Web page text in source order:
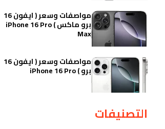
مواصفات وسعر ( ايفون 16
برو ماكس ) iPhone 16 Pro
Max
مواصفات وسعر ( ايفون 16
برو ) iPhone 16 Pro
التصنيفات